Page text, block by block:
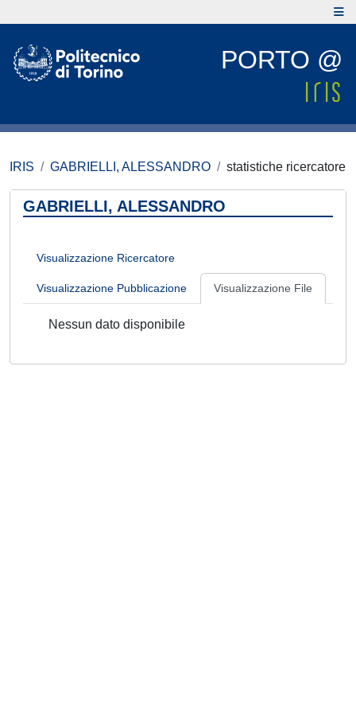
PORTO @
IRIS GABRIELLI, ALESSANDRO statistiche ricercatore
GABRIELLI, ALESSANDRO
Visualizzazione Ricercatore
Visualizzazione Pubblicazione Visualizzazione File
Nessun dato disponibile